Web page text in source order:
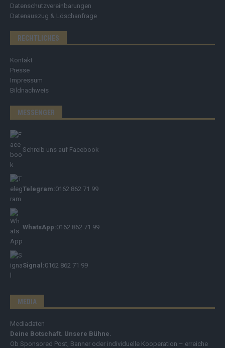
Datenschutzvereinbarungen
Datenauszug & Löschanfrage
RECHTLICHES
Kontakt
Presse
Impressum
Bildnachweis
MESSENGER
Schreib uns auf Facebook
Telegram:0162 862 71 99
WhatsApp:0162 862 71 99
Signal:0162 862 71 99
MEDIA
Mediadaten
Deine Botschaft. Unsere Bühne.
Ob Sponsored Post, Banner oder individuelle Kooperation – erreiche